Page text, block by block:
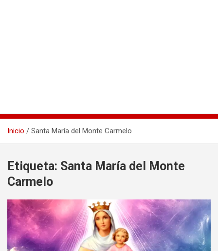
Inicio Santa María del Monte Carmelo
Etiqueta: Santa María del Monte
Carmelo